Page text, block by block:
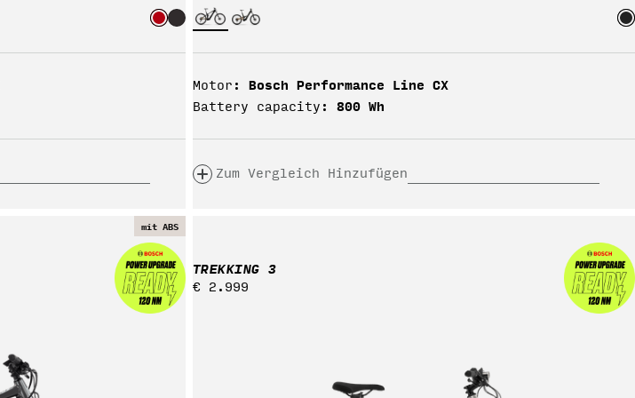
Motor: Bosch Performance Line CX
Battery capacity: 800 Wh
Zum Vergleich Hinzufügen
mit ABS
TREKKING 3
Regulärer
€ 2.999